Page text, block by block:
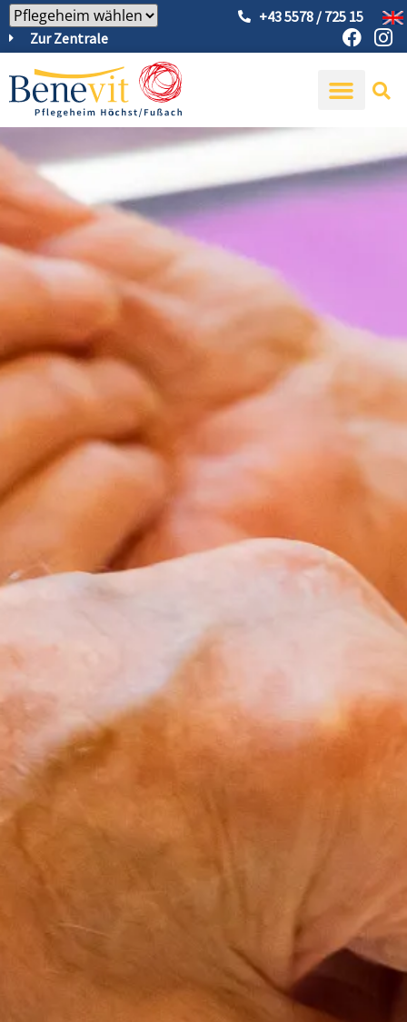
Zur Zentrale
+43 5578 / 725 15